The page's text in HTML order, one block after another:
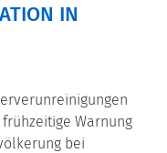
IN
Warnung
bei